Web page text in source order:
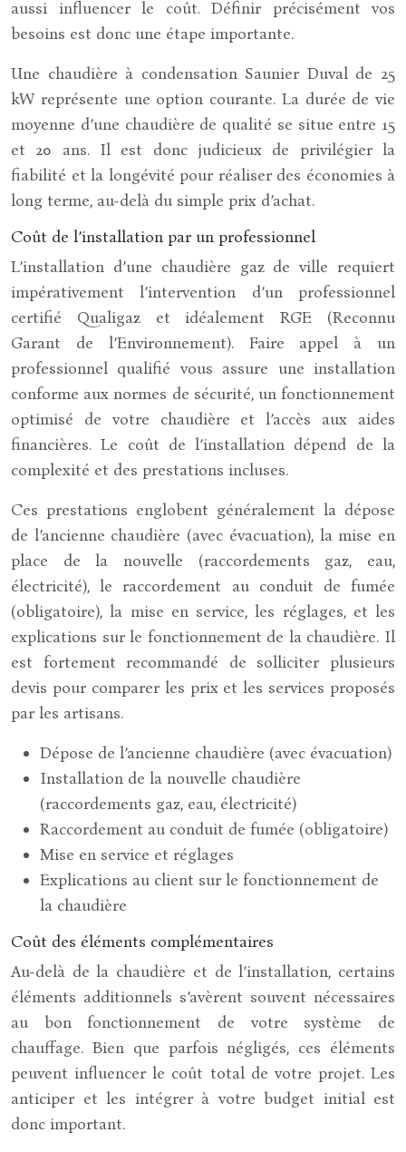
aussi influencer le coût. Définir précisément vos
besoins est donc une étape importante.
Une chaudière à condensation Saunier Duval de 25
kW représente une option courante. La durée de vie
moyenne d’une chaudière de qualité se situe entre 15
et 20 ans. Il est donc judicieux de privilégier la
fiabilité et la longévité pour réaliser des économies à
long terme, au-delà du simple prix d’achat.
Coût de l’installation par un professionnel
L’installation d’une chaudière gaz de ville requiert
impérativement l’intervention d’un professionnel
certifié Qualigaz et idéalement RGE (Reconnu
Garant de l’Environnement). Faire appel à un
professionnel qualifié vous assure une installation
conforme aux normes de sécurité, un fonctionnement
optimisé de votre chaudière et l’accès aux aides
financières. Le coût de l’installation dépend de la
complexité et des prestations incluses.
Ces prestations englobent généralement la dépose
de l’ancienne chaudière (avec évacuation), la mise en
place de la nouvelle (raccordements gaz, eau,
électricité), le raccordement au conduit de fumée
(obligatoire), la mise en service, les réglages, et les
explications sur le fonctionnement de la chaudière. Il
est fortement recommandé de solliciter plusieurs
devis pour comparer les prix et les services proposés
par les artisans.
Dépose de l’ancienne chaudière (avec évacuation)
Installation de la nouvelle chaudière
(raccordements gaz, eau, électricité)
Raccordement au conduit de fumée (obligatoire)
Mise en service et réglages
Explications au client sur le fonctionnement de
la chaudière
Coût des éléments complémentaires
Au-delà de la chaudière et de l’installation, certains
éléments additionnels s’avèrent souvent nécessaires
au bon fonctionnement de votre système de
chauffage. Bien que parfois négligés, ces éléments
peuvent influencer le coût total de votre projet. Les
anticiper et les intégrer à votre budget initial est
donc important.